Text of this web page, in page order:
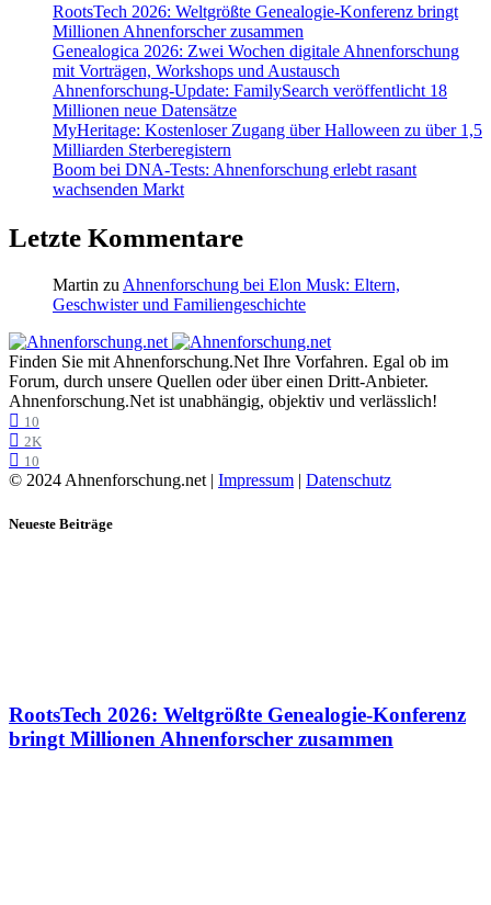
RootsTech 2026: Weltgrößte Genealogie-Konferenz bringt
Millionen Ahnenforscher zusammen
Genealogica 2026: Zwei Wochen digitale Ahnenforschung
mit Vorträgen, Workshops und Austausch
Ahnenforschung-Update: FamilySearch veröffentlicht 18
Millionen neue Datensätze
MyHeritage: Kostenloser Zugang über Halloween zu über 1,5
Milliarden Sterberegistern
Boom bei DNA-Tests: Ahnenforschung erlebt rasant
wachsenden Markt
Letzte Kommentare
Martin zuAhnenforschung bei Elon Musk: Eltern,
Geschwister und Familiengeschichte
Finden Sie mit Ahnenforschung.Net Ihre Vorfahren. Egal ob im
Forum, durch unsere Quellen oder über einen Dritt-Anbieter.
Ahnenforschung.Net ist unabhängig, objektiv und verlässlich!
10
2K
10
© 2024 Ahnenforschung.net | Impressum Datenschutz
Neueste Beiträge
RootsTech 2026: Weltgrößte Genealogie-Konferenz
bringt Millionen Ahnenforscher zusammen